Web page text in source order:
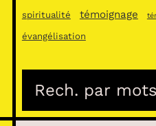
spiritualité témoignage
évangélisation
c